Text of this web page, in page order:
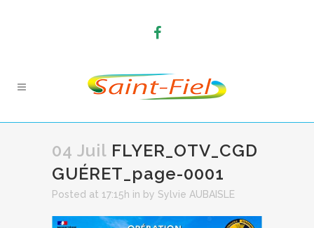
04 Juil FLYER_OTV_CGD
GUÉRET_page-0001
Posted at 17:15h in by Sylvie AUBAISLE